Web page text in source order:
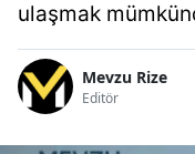
ulaşmak
Mevzu Rize
Editör